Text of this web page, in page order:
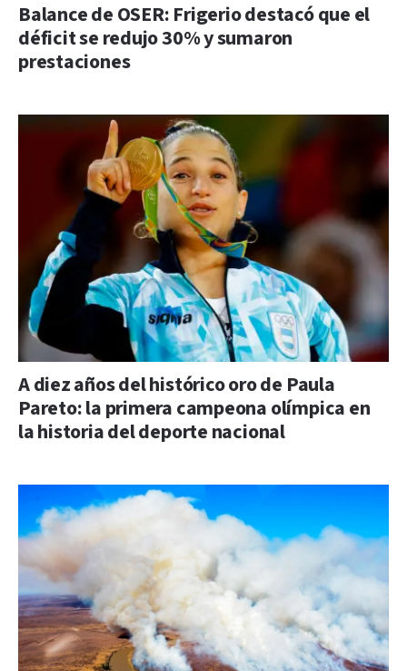
Balance de OSER: Frigerio destacó que el
déficit se redujo 30% y sumaron
prestaciones
A diez años del histórico oro de Paula
Pareto: la primera campeona olímpica en
la historia del deporte nacional